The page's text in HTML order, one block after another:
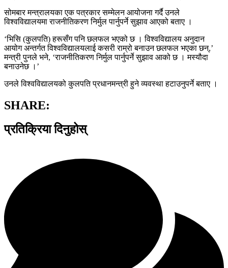
सोमबार मन्त्रालयका एक पत्रकार सम्मेलन आयोजना गर्दै उनले
विश्वविद्यालयमा राजनीतिकरण निर्मुल पार्नुपर्ने सुझाव आएको बताए ।
‘भिसि (कुलपति) हरूसँग पनि छलफल भएको छ । विश्वविद्यालय अनुदान
आयोग अन्तर्गत विश्वविद्यालयलाई कसरी राम्रो बनाउन छलफल भएका छन्,’
मन्त्री पुनले भने, ‘राजनीतिकरण निर्मुल पार्नुपर्ने सुझाव आको छ । मस्यौदा
बनाउनेछ ।’
उनले विश्वविद्यालयको कुलपति प्रधानमन्त्री हुने व्यवस्था हटाउनुपर्ने बताए ।
SHARE:
प्रतिक्रिया दिनुहोस्